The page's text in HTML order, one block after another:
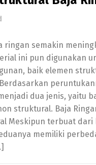
ringan semakin
ini pun digunakan
baik elemen
dua jenis, yaitu
struktural. Baja
Meskipun terbuat dari
memiliki